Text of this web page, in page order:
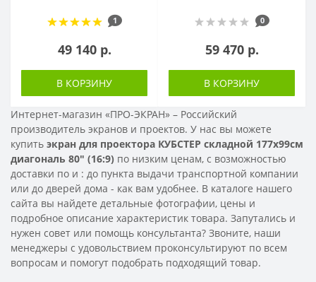
1
49 140 р.
В КОРЗИНУ
0
59 470 р.
В КОРЗИНУ
Интернет-магазин «ПРО-ЭКРАН» – Российский
производитель экранов и проектов. У нас вы можете
купить экран для проектора КУБСТЕР складной 177x99см
диагональ 80" (16:9) по низким ценам, с возможностью
доставки по и : до пункта выдачи транспортной компании
или до дверей дома - как вам удобнее. В каталоге нашего
сайта вы найдете детальные фотографии, цены и
подробное описание характеристик товара. Запутались и
нужен совет или помощь консультанта? Звоните, наши
менеджеры с удовольствием проконсультируют по всем
вопросам и помогут подобрать подходящий товар.